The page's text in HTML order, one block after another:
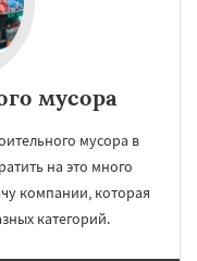
мусора
мусора в
на это много
компании, которая
категорий.